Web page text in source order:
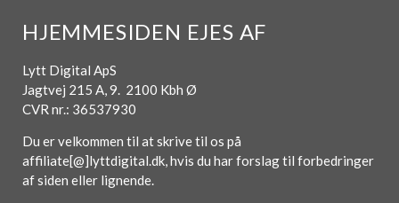
HJEMMESIDEN EJES AF
Lytt Digital ApS
Jagtvej 215 A, 9. 2100 Kbh Ø
CVR nr.: 36537930
Du er velkommen til at skrive til os på
affiliate[@]lyttdigital.dk, hvis du har forslag til forbedringer
af siden eller lignende.